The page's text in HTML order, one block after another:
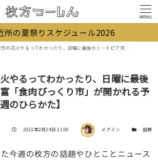
MENU
所の夏祭りスケジュール2026
るってわかったり、日曜に最後のミートピア河富「食肉びっくり市」が開かれる予定だったり【今週のひらかた】
やるってわかったり、日曜に最後
「食肉びっくり市」が開かれる予
のひらかた】
投稿日
2023年2月24日 21:00 著者 メグミン カテゴリー
話題
今週の枚方の話題やひとことニュース